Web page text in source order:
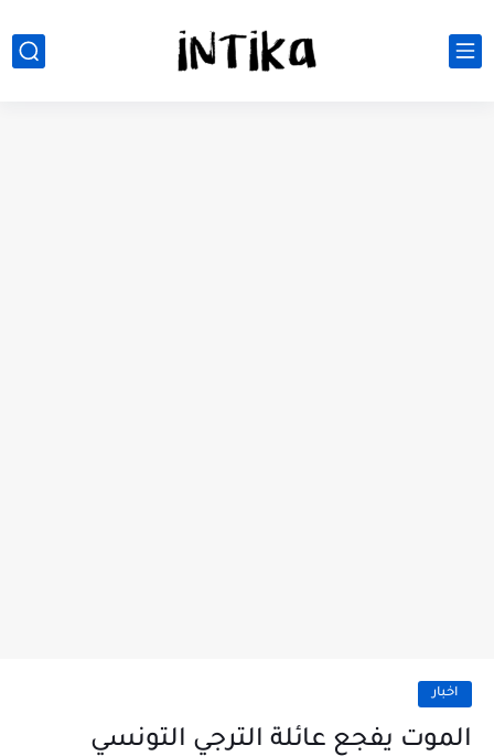
اخبار
الموت يفجع عائلة الترجي التونسي